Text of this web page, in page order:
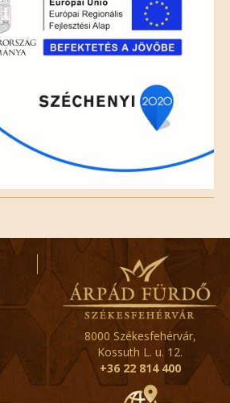
8000 Székesfehérvár,
Kossuth L. u. 12.
+36 22 814 400